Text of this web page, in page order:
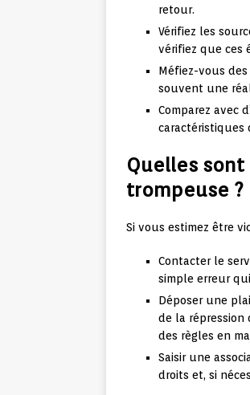
retour.
Vérifiez les
vérifiez que ces
Méfiez-vous
souvent une
Comparez avec
caractéristiques
Quelles
trompeuse ?
Si vous estimez être
Contacter le
simple erreur
Déposer une
de la répression
des règles en
Saisir une
droits et, si